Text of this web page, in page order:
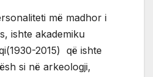
më madhor i
ishte akademiku
2015) që ishte
si në arkeologji,